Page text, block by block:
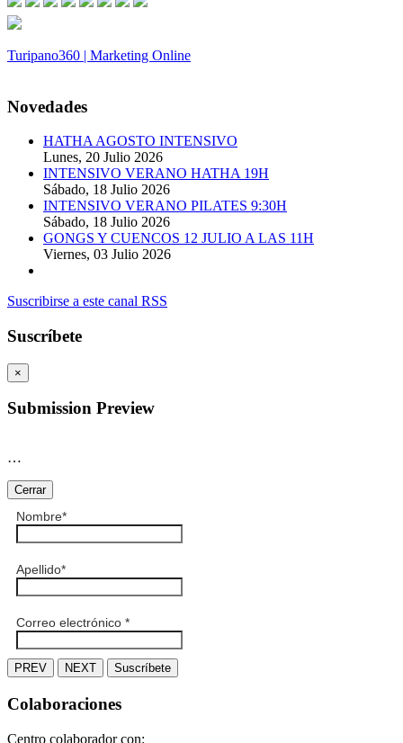
Turipano360 | Marketing Online
Novedades
HATHA AGOSTO INTENSIVO
Lunes, 20 Julio 2026
INTENSIVO VERANO HATHA 19H
Sábado, 18 Julio 2026
INTENSIVO VERANO PILATES 9:30H
Sábado, 18 Julio 2026
GONGS Y CUENCOS 12 JULIO A LAS 11H
Viernes, 03 Julio 2026
Suscribirse a este canal RSS
Suscríbete
×
Submission Preview
…
Cerrar
Nombre*
Apellido*
Correo electrónico *
PREV NEXT Suscríbete
Colaboraciones
Centro colaborador con: